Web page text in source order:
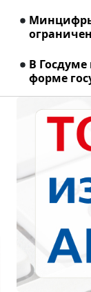
Минцифры
В
форме